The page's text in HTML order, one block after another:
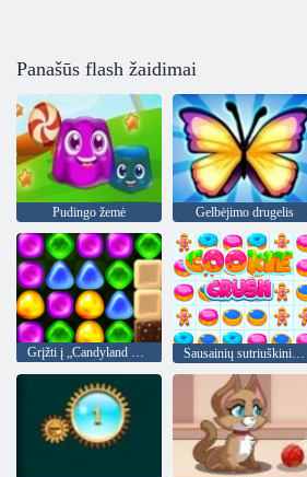
Panašūs flash žaidimai
Pudingo žemė Gelbėjimo drugelis
Grįžti į „Candyland 4“: „Lollipop“ sodas Sausainių sutriuškinimas